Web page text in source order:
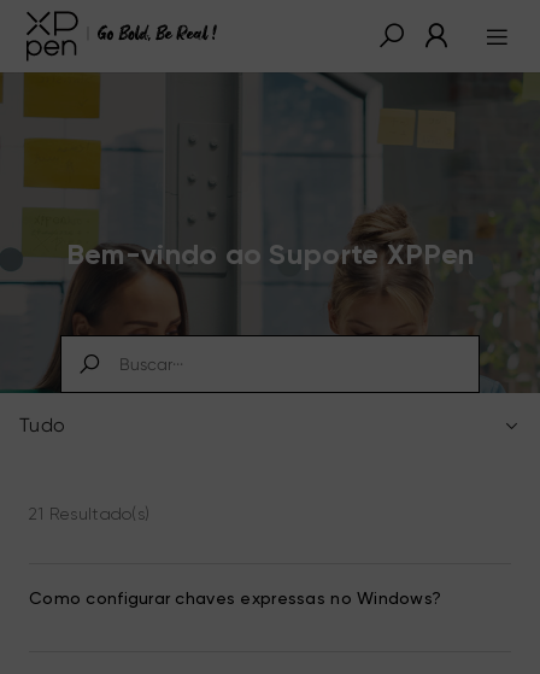
Bem-vindo ao Suporte XPPen
Tudo
21 Resultado(s)
Como configurar chaves expressas no Windows?